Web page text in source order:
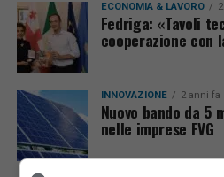
ECONOMIA & LAVORO
Fedriga: «Tavoli
cooperazione con
INNOVAZIONE 2 anni fa
Nuovo bando da
nelle imprese FVG